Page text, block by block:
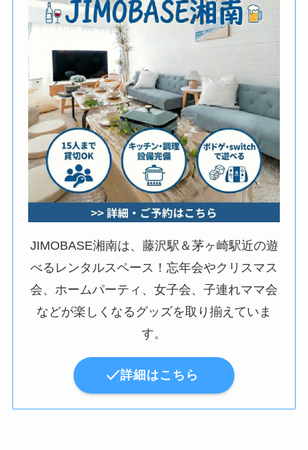
JIMOBASE湘南は、藤沢駅＆茅ヶ崎駅近の遊
べるレンタルスペース！忘年会やクリスマス
会、ホームパーティ、女子会、子連れママ会
などが楽しくなるグッズを取り揃えていま
す。
詳細はこちら